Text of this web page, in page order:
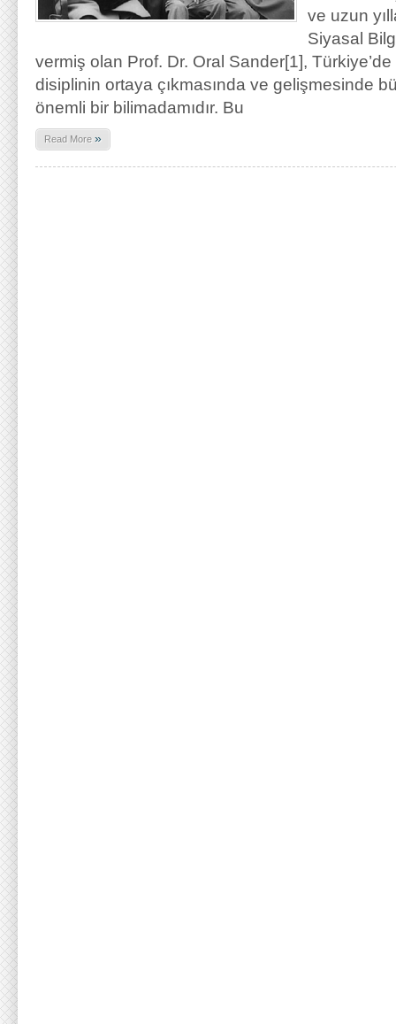
ve uzun
Siyasal
vermiş olan Prof. Dr. Oral Sander[1],
disiplinin ortaya çıkmasında ve gelişmesinde
önemli bir bilimadamıdır. Bu
Read More »